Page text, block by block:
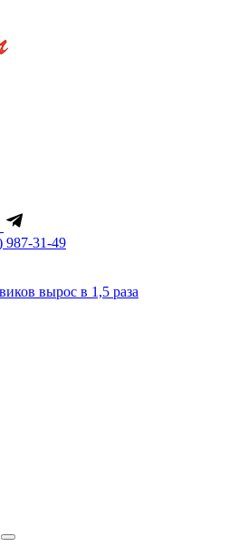
987-31-49
вырос в 1,5 раза